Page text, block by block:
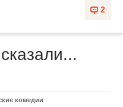
2
комедии